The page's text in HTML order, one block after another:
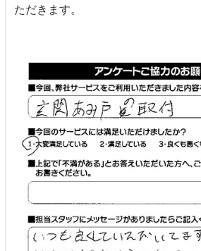
ただきます。